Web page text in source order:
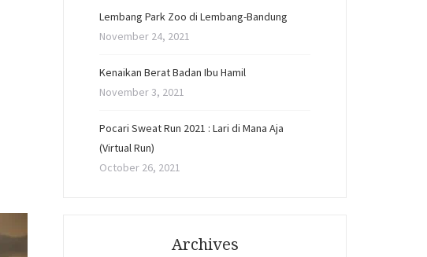
Lembang Park Zoo di Lembang-Bandung
November 24, 2021
Kenaikan Berat Badan Ibu Hamil
November 3, 2021
Pocari Sweat Run 2021 : Lari di Mana Aja
(Virtual Run)
October 26, 2021
Archives